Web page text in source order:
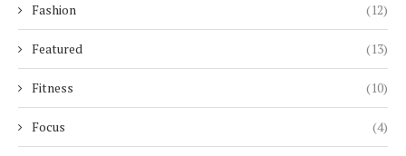
Fashion (12)
Featured (13)
Fitness (10)
Focus (4)